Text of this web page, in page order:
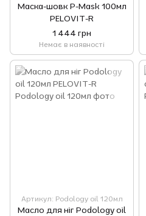
Маска-шовк P-Mask 100мл
PELOVIT-R
1 444 грн
Немає в наявності
Артикул: Podology oil 120мл
Масло для ніг Podology oil